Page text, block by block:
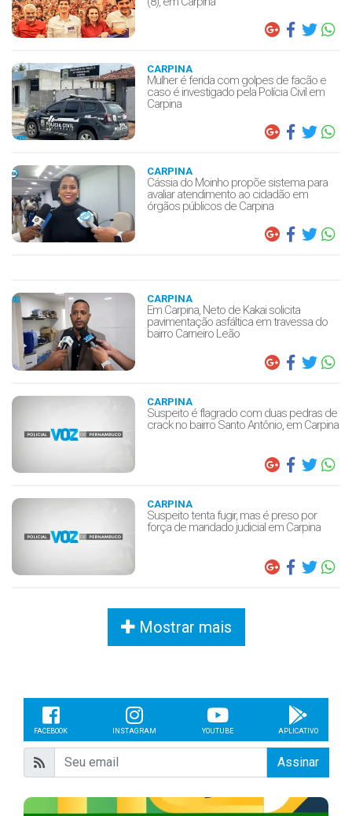
CARPINA
Mulher é ferida com golpes de facão e
caso é investigado pela Polícia Civil em
Carpina
CARPINA
Cássia do Moinho propõe sistema para
avaliar atendimento ao cidadão em
órgãos públicos de Carpina
CARPINA
Em Carpina, Neto de Kakai solicita
pavimentação asfáltica em travessa do
bairro Carneiro Leão
CARPINA
Suspeito é flagrado com duas pedras de
crack no bairro Santo Antônio, em Carpina
CARPINA
Suspeito tenta fugir, mas é preso por
força de mandado judicial em Carpina
Mostrar mais
FACEBOOK INSTAGRAM YOUTUBE APLICATIVO
Assinar